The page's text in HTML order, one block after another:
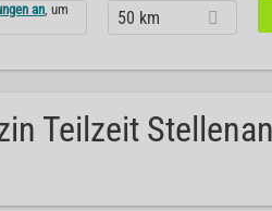
an, um
50 km
Teilzeit